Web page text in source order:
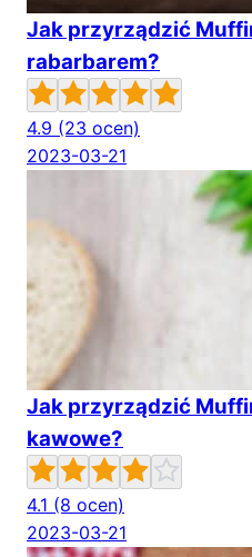
Jak przyrządzić
rabarbarem?
4.9 (23 ocen)
2023-03-21
Jak przyrządzić
kawowe?
4.1 (8 ocen)
2023-03-21